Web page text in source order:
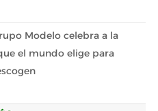
Modelo celebra a la
el mundo elige para